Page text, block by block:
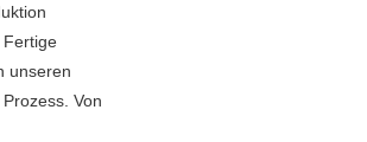
Fertige
unseren
Von